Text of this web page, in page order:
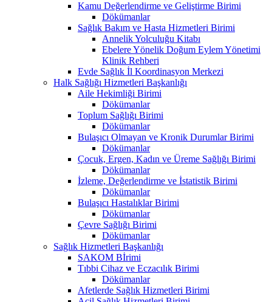
Kamu Değerlendirme ve Geliştirme Birimi
Dökümanlar
Sağlık Bakım ve Hasta Hizmetleri Birimi
Annelik Yolculuğu Kitabı
Ebelere Yönelik Doğum Eylem Yönetimi
Klinik Rehberi
Evde Sağlık İl Koordinasyon Merkezi
Halk Sağlığı Hizmetleri Başkanlığı
Aile Hekimliği Birimi
Dökümanlar
Toplum Sağlığı Birimi
Dökümanlar
Bulaşıcı Olmayan ve Kronik Durumlar Birimi
Dökümanlar
Çocuk, Ergen, Kadın ve Üreme Sağlığı Birimi
Dökümanlar
İzleme, Değerlendirme ve İstatistik Birimi
Dökümanlar
Bulaşıcı Hastalıklar Birimi
Dökümanlar
Çevre Sağlığı Birimi
Dökümanlar
Sağlık Hizmetleri Başkanlığı
SAKOM Bİrimi
Tıbbi Cihaz ve Eczacılık Birimi
Dökümanlar
Afetlerde Sağlık Hizmetleri Birimi